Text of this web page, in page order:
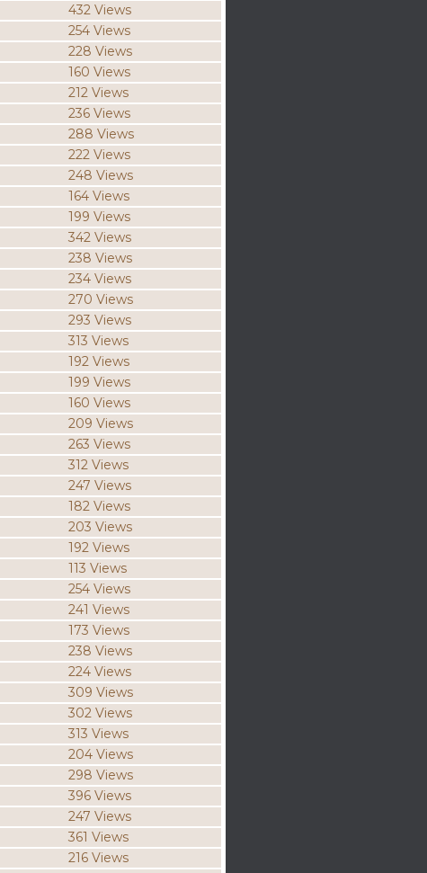
432 Views
254 Views
228 Views
160 Views
212 Views
236 Views
288 Views
222 Views
248 Views
164 Views
199 Views
342 Views
238 Views
234 Views
270 Views
293 Views
313 Views
192 Views
199 Views
160 Views
209 Views
263 Views
312 Views
247 Views
182 Views
203 Views
192 Views
113 Views
254 Views
241 Views
173 Views
238 Views
224 Views
309 Views
302 Views
313 Views
204 Views
298 Views
396 Views
247 Views
361 Views
216 Views